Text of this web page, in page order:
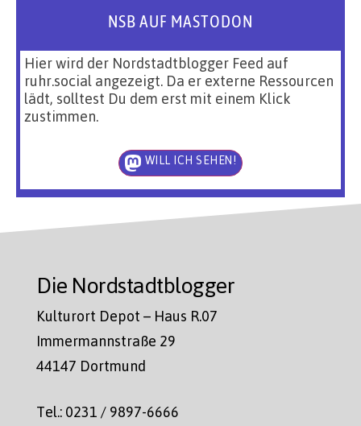
NSB AUF MASTODON
Hier wird der Nordstadtblogger Feed auf
ruhr.social angezeigt. Da er externe Ressourcen
lädt, solltest Du dem erst mit einem Klick
zustimmen.
WILL ICH SEHEN!
Die Nordstadtblogger
Kulturort Depot – Haus R.07
Immermannstraße 29
44147 Dortmund
Tel.: 0231 / 9897-6666